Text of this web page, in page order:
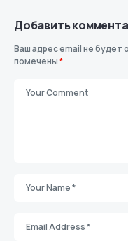
Добавить
Ваш адрес email не будет
помечены*